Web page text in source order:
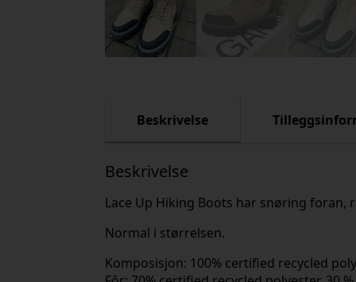
Beskrivelse
Beskrivelse
Lace Up Hiking Boots har snøring foran,
Normal i størrelsen.
Komposisjon: 100% certified recycled